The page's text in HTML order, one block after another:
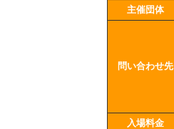
主催団体
問い合わせ先
入場料金